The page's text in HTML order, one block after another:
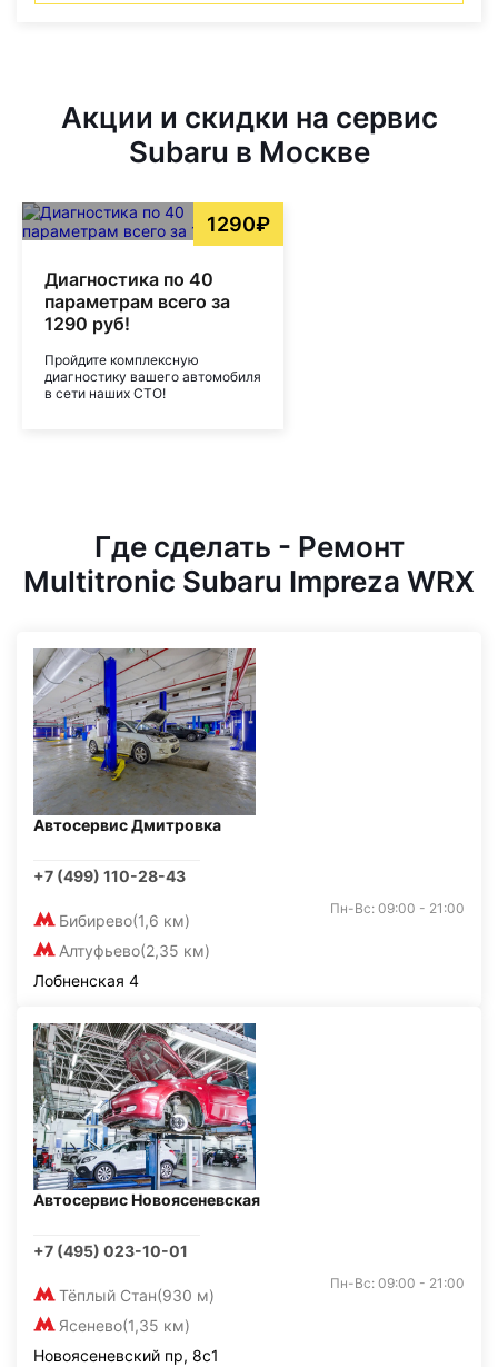
Акции и скидки на сервис
Subaru в Москве
1290₽
Диагностика по 40
параметрам всего за
1290 руб!
Пройдите комплексную
диагностику вашего автомобиля
в сети наших СТО!
Где сделать - Ремонт
Multitronic Subaru Impreza WRX
Автосервис Дмитровка
+7 (499) 110-28-43
Бибирево(1,6 км)
Алтуфьево(2,35 км)
Пн-Вс: 09:00 - 21:00
Лобненская 4
Автосервис Новоясеневская
+7 (495) 023-10-01
Тёплый Стан(930 м)
Ясенево(1,35 км)
Пн-Вс: 09:00 - 21:00
Новоясеневский пр, 8с1